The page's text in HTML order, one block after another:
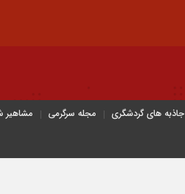
جاذبه های گردشگری مجله سرگرمی مشاهیر